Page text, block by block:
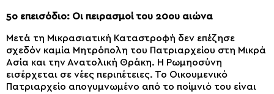
5ο επεισόδιο: Οι πειρασμοί του 20ου αιώνα
Μετά τη Μικρασιατική Καταστροφή δεν επέζησε
σχεδόν καμία Μητρόπολη του Πατριαρχείου στη Μικρά
Ασία και την Ανατολική Θράκη. Η Ρωμηοσύνη
εισέρχεται σε νέες περιπέτειες. Το Οικουμενικό
Πατριαρχείο απογυμνωμένο από το ποίμνιό του είναι